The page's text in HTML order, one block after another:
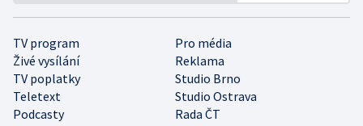
TV program
Pro média
Živé vysílání
Reklama
TV poplatky
Studio Brno
Teletext
Studio Ostrava
Podcasty
Rada ČT